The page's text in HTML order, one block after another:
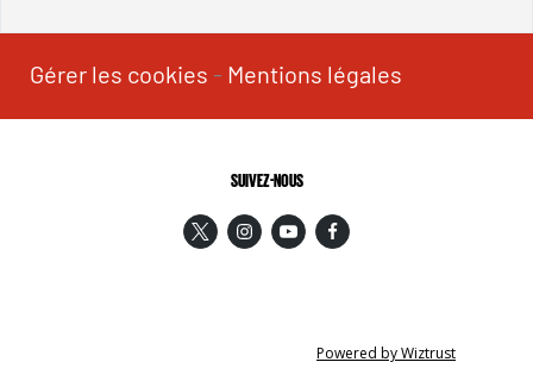
Gérer les cookies - Mentions légales
SUIVEZ-NOUS
Powered by Wiztrust